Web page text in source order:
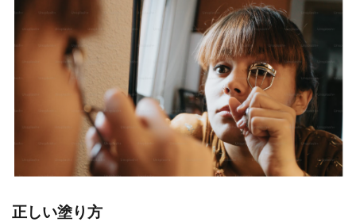
正しい塗り方